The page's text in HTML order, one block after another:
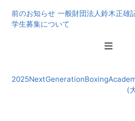
後
の
前のお知らせ 一般財団法人鈴木正雄
学生募集について
(